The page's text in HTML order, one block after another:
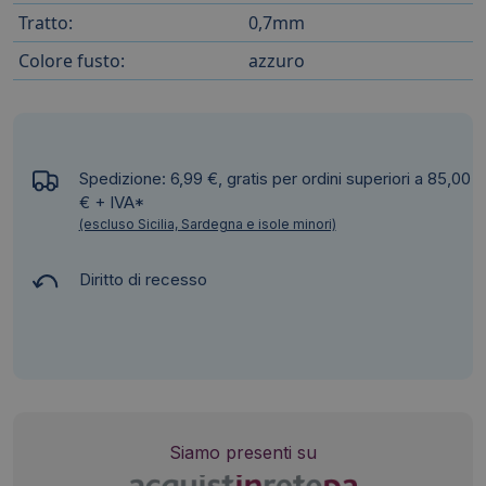
Tratto:
0,7mm
Colore fusto:
azzuro
Spedizione: 6,99 €, gratis per ordini superiori a 85,00
€ + IVA*
(escluso Sicilia, Sardegna e isole minori)
Diritto di recesso
Siamo presenti su